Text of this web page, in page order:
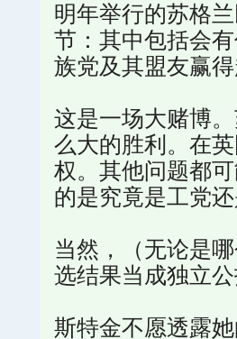
明年举行的苏格
节：其中包括会
族党及其盟友赢
这是一场大赌博
么大的胜利。在
权。其他问题都
的是究竟是工党
当然，（无论是
选结果当成独立
斯特金不愿透露